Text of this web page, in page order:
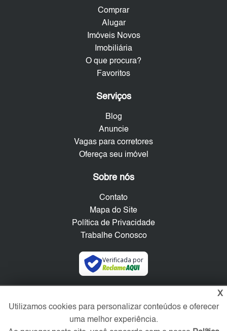
Comprar
Alugar
Imóveis Novos
Imobiliária
O que procura?
Favoritos
Serviços
Blog
Anuncie
Vagas para corretores
Ofereça seu imóvel
Sobre nós
Contato
Mapa do Site
Política de Privacidade
Trabalhe Conosco
Verificada por
X
Utilizamos cookies para personalizar conteúdos e oferecer
uma melhor experiência.